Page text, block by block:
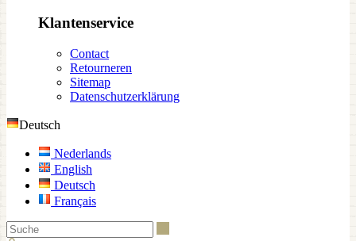
Klantenservice
Contact
Retourneren
Sitemap
Datenschutzerklärung
Deutsch
Nederlands
English
Deutsch
Français